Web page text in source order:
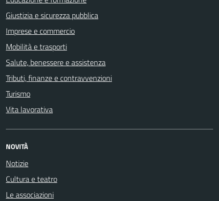
Giustizia e sicurezza pubblica
Imprese e commercio
Mobilità e trasporti
Salute, benessere e assistenza
Tributi, finanze e contravvenzioni
Turismo
Vita lavorativa
NOVITÀ
Notizie
Cultura e teatro
Le associazioni